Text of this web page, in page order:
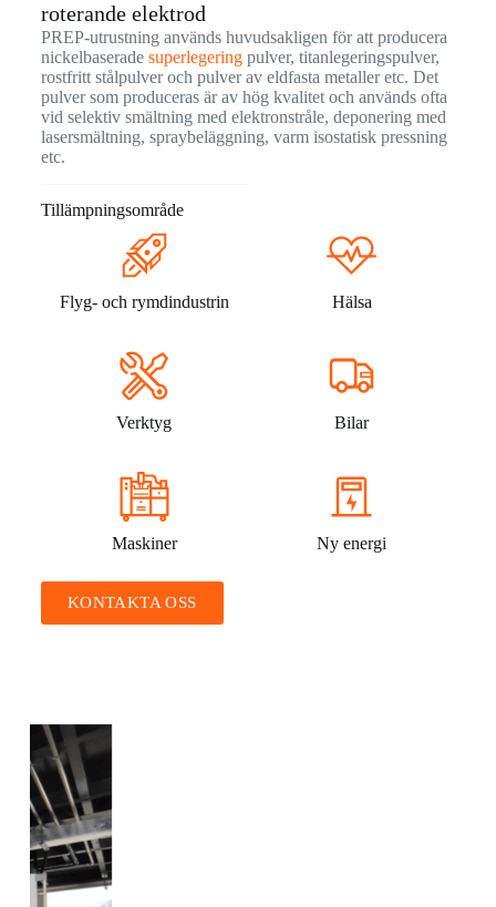
roterande elektrod
PREP-utrustning används huvudsakligen för att producera
nickelbaserade superlegeringpulver, titanlegeringspulver,
rostfritt stålpulver och pulver av eldfasta metaller etc. Det
pulver som produceras är av hög kvalitet och används ofta
vid selektiv smältning med elektronstråle, deponering med
lasersmältning, spraybeläggning, varm isostatisk pressning
etc.
Tillämpningsområde
Flyg- och rymdindustrin Hälsa
Verktyg Bilar
Maskiner Ny energi
KONTAKTA OSS